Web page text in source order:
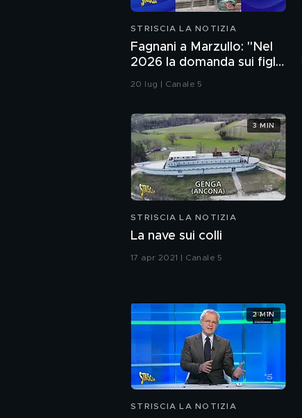
STRISCIA LA NOTIZIA
Fagnani a Marzullo: "Nel
2026 la domanda sui figli
non si fa". Ma a Belve
20 lug | Canale 5
STRISCIA LA NOTIZIA
La nave sui colli
17 apr 2021 | Canale 5
3 MIN
STRISCIA LA NOTIZIA
2 MIN